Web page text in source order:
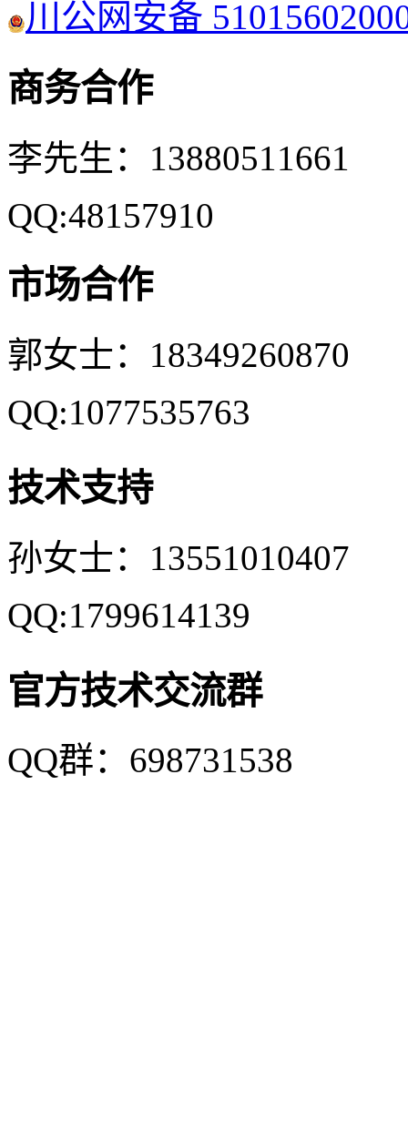
川公网安备
商务合作
李先生：13880511661
QQ:48157910
市场合作
郭女士：18349260870
QQ:1077535763
技术支持
孙女士：13551010407
QQ:1799614139
官方技术交流群
QQ群：698731538